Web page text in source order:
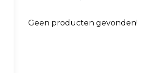
Geen producten gevonden!